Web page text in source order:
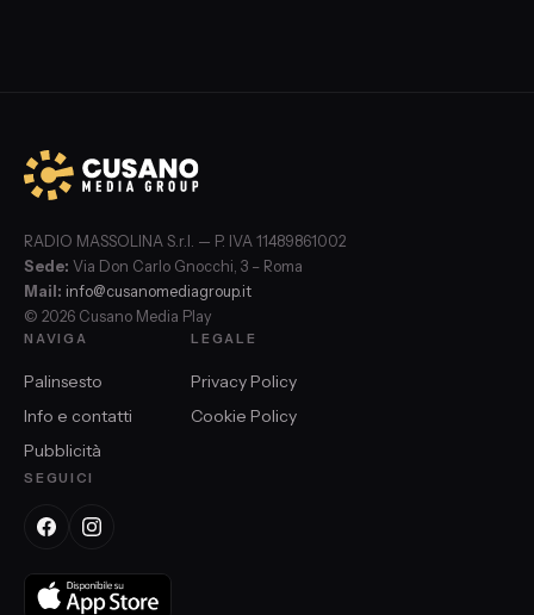
RADIO MASSOLINA S.r.l. — P. IVA 11489861002
Sede: Via Don Carlo Gnocchi, 3 – Roma
Mail: info@cusanomediagroup.it
© 2026 Cusano Media Play
NAVIGA
Palinsesto
Info e contatti
Pubblicità
LEGALE
Privacy Policy
Cookie Policy
SEGUICI